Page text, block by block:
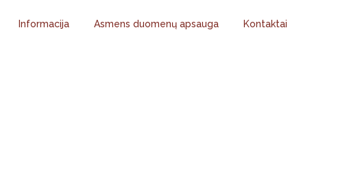
Informacija Asmens duomenų apsauga Kontaktai
PAPILDOMŲ